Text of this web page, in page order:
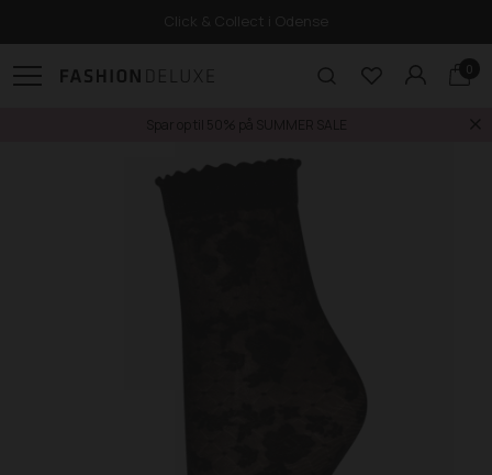
Click & Collect i Odense
0